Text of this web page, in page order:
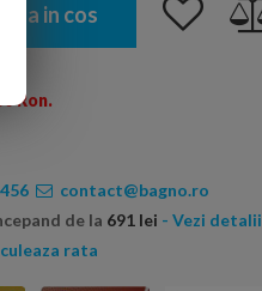
in cos
Ron.
contact@bagno.ro
de la 691 lei - Vezi detalii
rata